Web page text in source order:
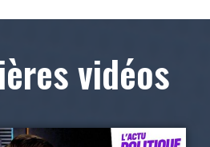
vidéos